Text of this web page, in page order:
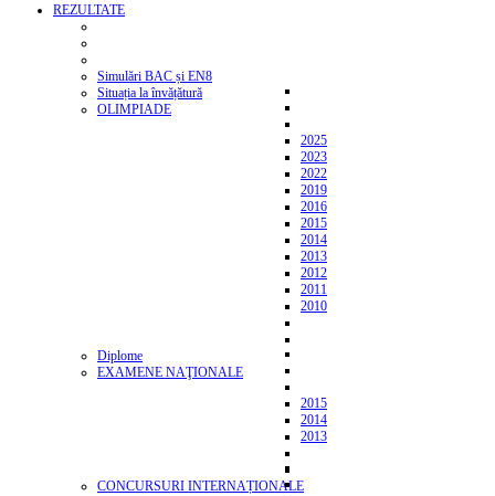
REZULTATE
Simulări BAC și EN8
Situația la învățătură
OLIMPIADE
2025
2023
2022
2019
2016
2015
2014
2013
2012
2011
2010
Diplome
EXAMENE NAŢIONALE
2015
2014
2013
CONCURSURI INTERNAȚIONALE